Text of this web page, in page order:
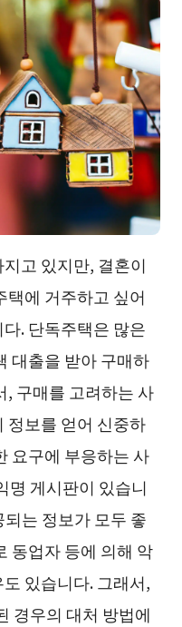
고 있지만, 결혼이
택에 거주하고 싶어
. 단독주택은 많은
대출을 받아 구매하
, 구매를 고려하는 사
정보를 얻어 신중하
요구에 부응하는 사
명 게시판이 있습니
는 정보가 모두 좋
동업자 등에 의해 악
있습니다. 그래서,
경우의 대처 방법에